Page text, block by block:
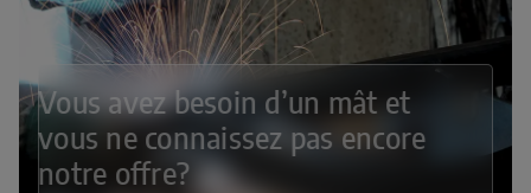
Vous avez besoin d’un mât et
vous ne connaissez pas encore
notre offre?